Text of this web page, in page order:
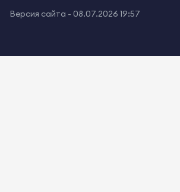
Версия сайта - 08.07.2026 19:57